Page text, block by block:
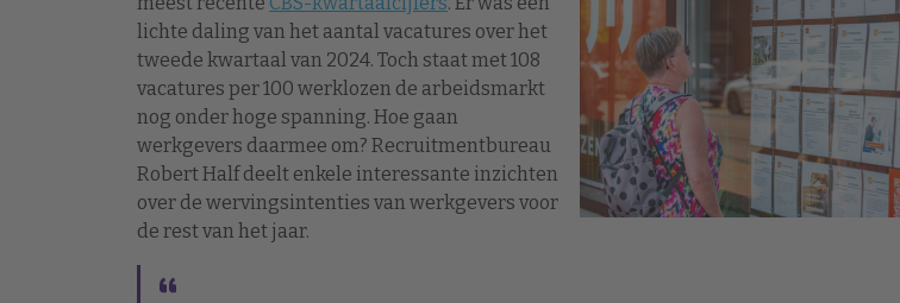
lichte daling van het aantal vacatures over het
tweede kwartaal van 2024. Toch staat met 108
vacatures per 100 werklozen de arbeidsmarkt
nog onder hoge spanning. Hoe gaan
werkgevers daarmee om? Recruitmentbureau
Robert Half deelt enkele interessante inzichten
over de wervingsintenties van werkgevers voor
de rest van het jaar.